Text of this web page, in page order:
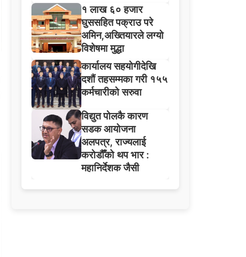
१ लाख ६० हजार
घुससहित पक्राउ परे
अमिन,अख्तियारले लग्यो
विशेषमा मुद्धा
कार्यालय सहयोगीदेखि
दशौं तहसम्मका गरी १५५
कर्मचारीको सरुवा
विद्युत पोलकै कारण
सडक आयोजना
अलपत्र, राज्यलाई
करोडौँको थप भार :
महानिर्देशक जैसी